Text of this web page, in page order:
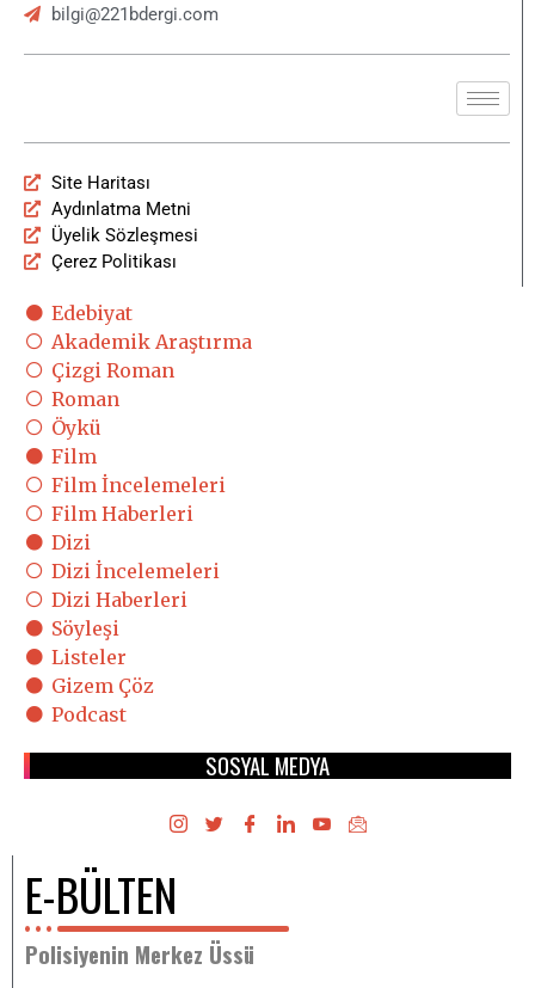
bilgi@221bdergi.com
Site Haritası
Aydınlatma Metni
Üyelik Sözleşmesi
Çerez Politikası
Edebiyat
Akademik Araştırma
Çizgi Roman
Roman
Öykü
Film
Film İncelemeleri
Film Haberleri
Dizi
Dizi İncelemeleri
Dizi Haberleri
Söyleşi
Listeler
Gizem Çöz
Podcast
SOSYAL MEDYA
E-BÜLTEN
Polisiyenin Merkez Üssü